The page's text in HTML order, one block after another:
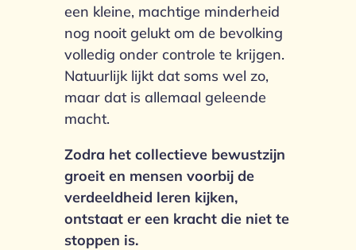
een kleine, machtige minderheid
nog nooit gelukt om de bevolking
volledig onder controle te krijgen.
Natuurlijk lijkt dat soms wel zo,
maar dat is allemaal geleende
macht.
Zodra het collectieve bewustzijn
groeit en mensen voorbij de
verdeeldheid leren kijken,
ontstaat er een kracht die niet te
stoppen is.